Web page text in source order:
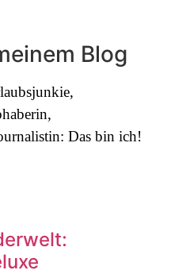
Blog
Das bin ich!